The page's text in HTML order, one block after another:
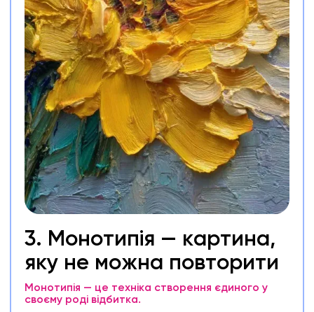
3. Монотипія — картина,
яку не можна повторити
Монотипія — це техніка створення єдиного у
своєму роді відбитка.